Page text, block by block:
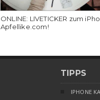
ONLINE: LIVETICKER zum
Apfellike.com!
TIPPS
IPHONE